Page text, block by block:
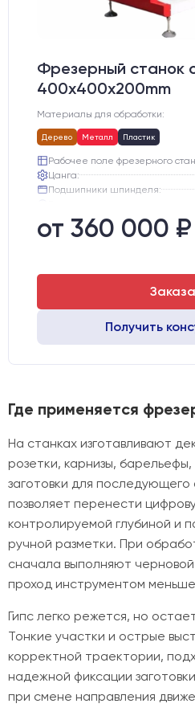
Фрезерный станок
400x400x200mm
Материалы для обработки:
Дерево Металл Пластик
Рабочее поле фрезерного
Цанга:
Подшипники шпинделя:
Стол:
Тип стола:
от 360 000 ₽
Получить
Где применяется
На станках изготавливают
розетки, карнизы,
заготовки для
позволяет перенести
контролируемой глубиной и
ручной разметки. При
сначала выполняют
проход инструментом
Гипс легко режется, но
Тонкие участки и острые
корректной траектории,
надежной фиксации
при смене направления